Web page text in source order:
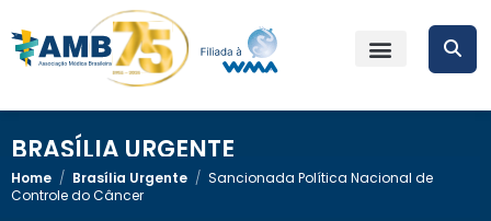
BRASÍLIA URGENTE
Home / Brasília Urgente / Sancionada Política Nacional de
Controle do Câncer